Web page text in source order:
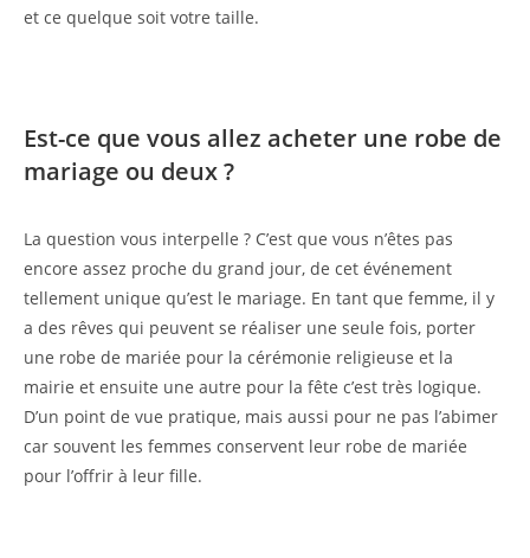
et ce quelque soit votre taille.
Est-ce que vous allez acheter une robe de
mariage ou deux ?
La question vous interpelle ? C’est que vous n’êtes pas
encore assez proche du grand jour, de cet événement
tellement unique qu’est le mariage. En tant que femme, il y
a des rêves qui peuvent se réaliser une seule fois, porter
une robe de mariée pour la cérémonie religieuse et la
mairie et ensuite une autre pour la fête c’est très logique.
D’un point de vue pratique, mais aussi pour ne pas l’abimer
car souvent les femmes conservent leur robe de mariée
pour l’offrir à leur fille.